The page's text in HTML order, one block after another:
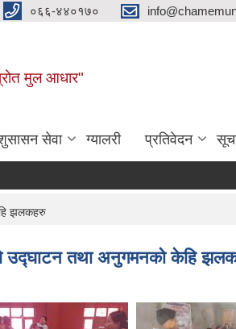
०६६-४४०१७०
मुल आधार"
सेवा ग्यालरी प्रतिवेदन
झलकहरु
उद्घाटन तथा अनुगमनको केहि